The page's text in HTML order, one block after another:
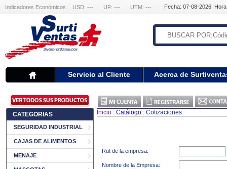
Indicadores Económicos USD: --- UF: --- UTM: --- Fecha: 07-08-2026
Servicio al Cliente Acerca de
CATEGORIAS
SEGURIDAD INDUSTRIAL
CAJAS DE ALIMENTOS
MENAJE
Inicio : Catálogo : Cotizaciones
Rut de la empresa:
Nombre de la Empresa: